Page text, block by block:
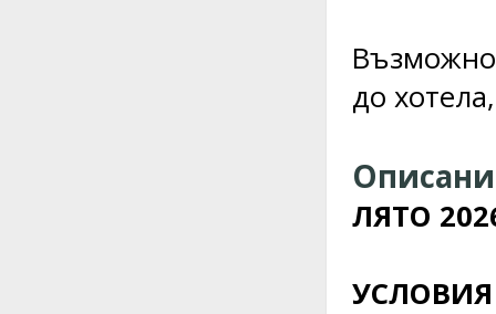
до
ЛЯТО